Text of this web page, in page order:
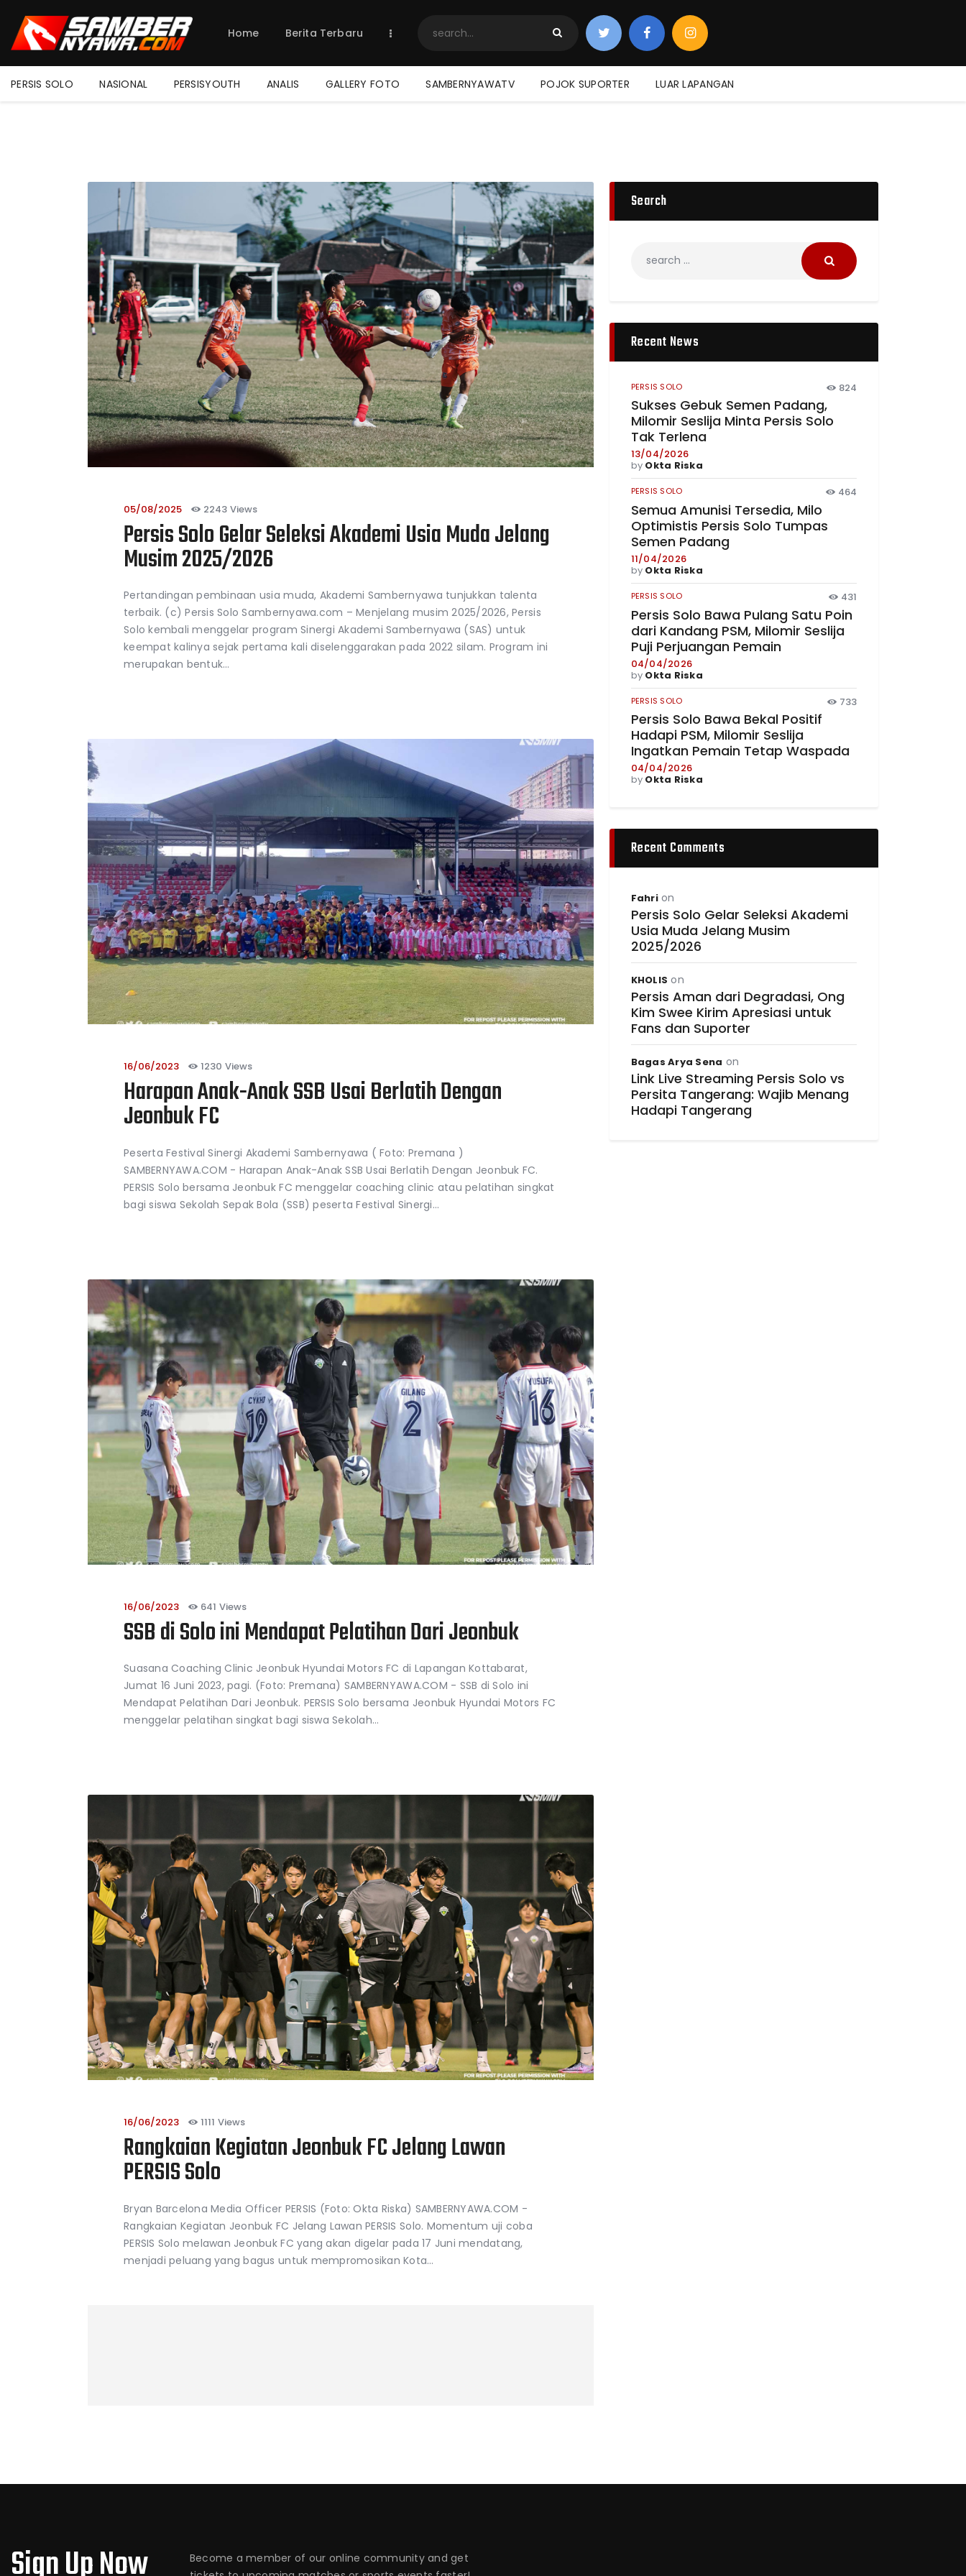
Home Berita Terbaru
PERSIS SOLO NASIONAL PERSISYOUTH ANALIS GALLERY FOTO SAMBERNYAWATV POJOK SUPORTER LUAR LAPANGAN
Berita Terbaru
Jadwal & Hasil
Klasemen
05/08/2025 2243 Views
Persis Solo Gelar Seleksi Akademi Usia Muda Jelang
Musim 2025/2026
Pertandingan pembinaan usia muda, Akademi Sambernyawa tunjukkan talenta
terbaik. (c) Persis Solo Sambernyawa.com – Menjelang musim 2025/2026, Persis
Solo kembali menggelar program Sinergi Akademi Sambernyawa (SAS) untuk
keempat kalinya sejak pertama kali diselenggarakan pada 2022 silam. Program ini
merupakan bentuk…
16/06/2023 1230 Views
Harapan Anak-Anak SSB Usai Berlatih Dengan
Jeonbuk FC
Peserta Festival Sinergi Akademi Sambernyawa ( Foto: Premana )
SAMBERNYAWA.COM - Harapan Anak-Anak SSB Usai Berlatih Dengan Jeonbuk FC.
PERSIS Solo bersama Jeonbuk FC menggelar coaching clinic atau pelatihan singkat
bagi siswa Sekolah Sepak Bola (SSB) peserta Festival Sinergi…
16/06/2023 641 Views
SSB di Solo ini Mendapat Pelatihan Dari Jeonbuk
Suasana Coaching Clinic Jeonbuk Hyundai Motors FC di Lapangan Kottabarat,
Jumat 16 Juni 2023, pagi. (Foto: Premana) SAMBERNYAWA.COM - SSB di Solo ini
Mendapat Pelatihan Dari Jeonbuk. PERSIS Solo bersama Jeonbuk Hyundai Motors FC
menggelar pelatihan singkat bagi siswa Sekolah…
16/06/2023 1111 Views
Rangkaian Kegiatan Jeonbuk FC Jelang Lawan
PERSIS Solo
Bryan Barcelona Media Officer PERSIS (Foto: Okta Riska) SAMBERNYAWA.COM -
Rangkaian Kegiatan Jeonbuk FC Jelang Lawan PERSIS Solo. Momentum uji coba
PERSIS Solo melawan Jeonbuk FC yang akan digelar pada 17 Juni mendatang,
menjadi peluang yang bagus untuk mempromosikan Kota…
Search
Recent News
PERSIS SOLO 824
Sukses Gebuk Semen Padang,
Milomir Seslija Minta Persis Solo
Tak Terlena
13/04/2026
by Okta Riska
PERSIS SOLO 464
Semua Amunisi Tersedia, Milo
Optimistis Persis Solo Tumpas
Semen Padang
11/04/2026
by Okta Riska
PERSIS SOLO 431
Persis Solo Bawa Pulang Satu Poin
dari Kandang PSM, Milomir Seslija
Puji Perjuangan Pemain
04/04/2026
by Okta Riska
PERSIS SOLO 733
Persis Solo Bawa Bekal Positif
Hadapi PSM, Milomir Seslija
Ingatkan Pemain Tetap Waspada
04/04/2026
by Okta Riska
Recent Comments
Fahrion
Persis Solo Gelar Seleksi Akademi
Usia Muda Jelang Musim
2025/2026
KHOLIS on
Persis Aman dari Degradasi, Ong
Kim Swee Kirim Apresiasi untuk
Fans dan Suporter
Bagas Arya Sena on
Link Live Streaming Persis Solo vs
Persita Tangerang: Wajib Menang
Hadapi Tangerang
Sign Up Now
Become a member of our online community and get